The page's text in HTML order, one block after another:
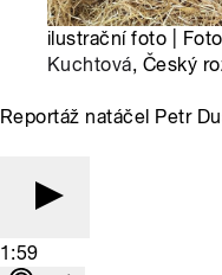
ilustrační foto |
Kuchtová, Český
Reportáž natáčel Petr
1:59